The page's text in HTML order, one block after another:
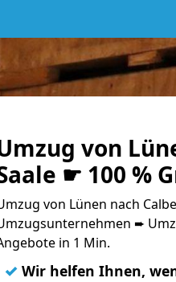
von
☛ 100 %
von Lünen nach
➨
in 1 Min.
✓ Wir helfen Ihnen,